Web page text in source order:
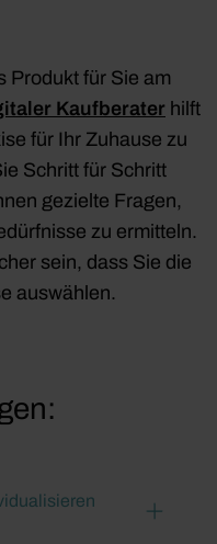
Produkt für Sie am
Kaufberater hilft
für Ihr Zuhause zu
Schritt für Schritt
gezielte Fragen,
zu ermitteln.
sein, dass Sie die
auswählen.